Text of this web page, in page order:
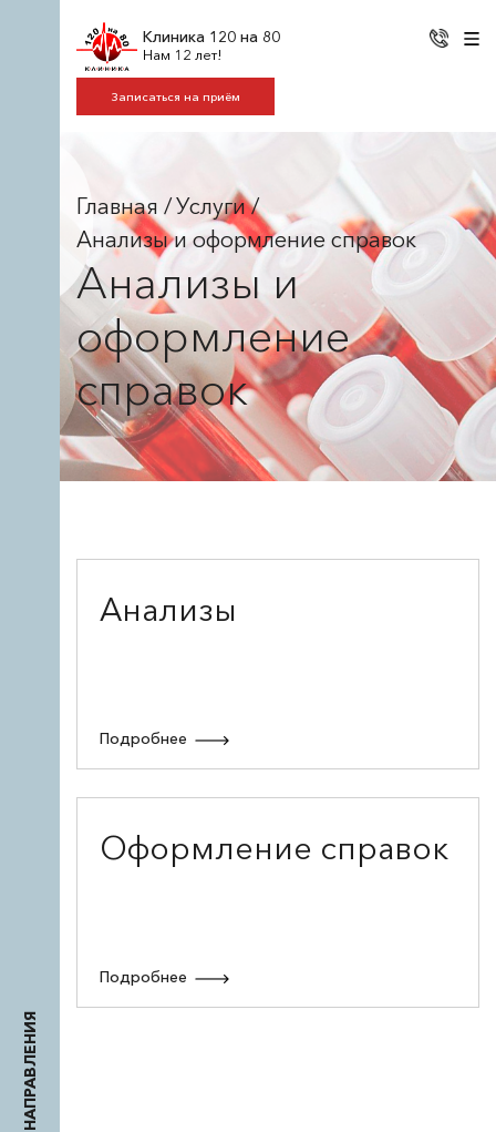
НАПРАВЛЕНИЯ
Клиника 120 на 80
Нам 12 лет!
Записаться на приём
Главная /Услуги /
Анализы и оформление справок
Анализы и
оформление
справок
Анализы
Подробнее
Оформление справок
Подробнее